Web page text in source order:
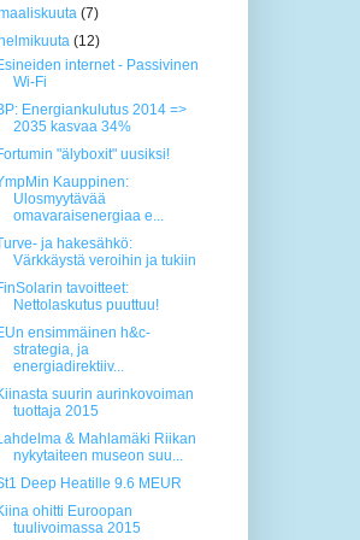
(7)
(12)
internet - Passivinen
Wi-Fi
Energiankulutus 2014 =>
2035 kasvaa 34%
"älyboxit" uusiksi!
Kauppinen:
Ulosmyytävää
omavaraisenergiaa e...
ja hakesähkö:
Värkkäystä veroihin ja tukiin
tavoitteet:
Nettolaskutus puuttuu!
ensimmäinen h&c-
strategia, ja
energiadirektiiv...
suurin aurinkovoiman
tuottaja 2015
& Mahlamäki Riikan
nykytaiteen museon suu...
Deep Heatille 9.6 MEUR
ohitti Euroopan
tuulivoimassa 2015